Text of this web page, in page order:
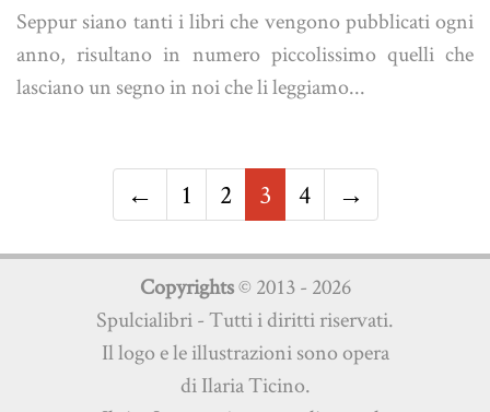
Seppur siano tanti i libri che vengono pubblicati ogni
anno, risultano in numero piccolissimo quelli che
lasciano un segno in noi che li leggiamo...
← 1 2 3 4 →
Copyrights© 2013 - 2026
Spulcialibri - Tutti i diritti riservati.
Il logo e le illustrazioni sono opera
di Ilaria Ticino.